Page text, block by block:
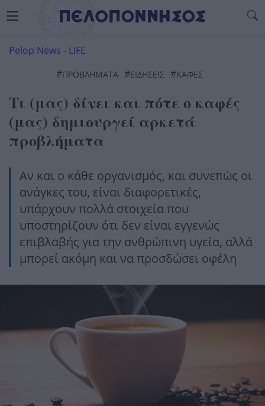
Pelop News - LIFE
#ΠΡΟΒΛΗΜΑΤΑ #ΕΙΔΗΣΕΙΣ #ΚΑΦΈΣ
Τι (μας) δίνει και πότε ο καφές
(μας) δημιουργεί αρκετά
προβλήματα
Αν και ο κάθε οργανισμός, και συνεπώς οι
ανάγκες του, είναι διαφορετικές,
υπάρχουν πολλά στοιχεία που
υποστηρίζουν ότι δεν είναι εγγενώς
επιβλαβής για την ανθρώπινη υγεία, αλλά
μπορεί ακόμη και να προσδώσει οφέλη